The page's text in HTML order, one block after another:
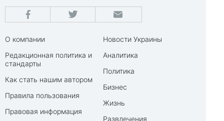
О компании
Редакционная политика и
стандарты
Как стать нашим автором
Правила пользования
Правовая информация
Новости Украины
Аналитика
Политика
Бизнес
Жизнь
Развлечения